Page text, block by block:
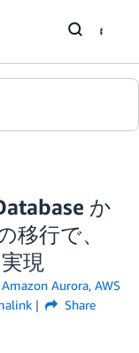
か
移行で、
現
Amazon Aurora, AWS
Share